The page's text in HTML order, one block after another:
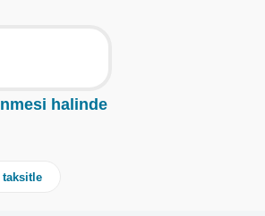
halinde
taksitle